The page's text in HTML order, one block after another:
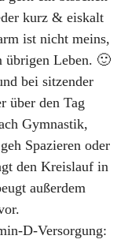
kurz & eiskalt
ist nicht meins,
übrigen Leben. 🙂
bei sitzender
über den Tag
Gymnastik,
Spazieren oder
den Kreislauf in
außerdem
D-Versorgung: